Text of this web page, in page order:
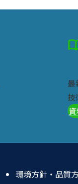
最
環境方針・品質